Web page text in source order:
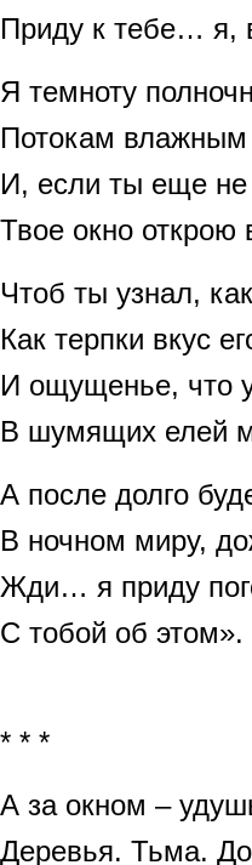
Приду к тебе… я,
Я темноту
Потокам
И, если ты еще
Твое окно открою
Чтоб ты узнал,
Как терпки вкус
И ощущенье, что
В шумящих елей
А после долго
В ночном миру,
Жди… я приду
С тобой об этом».
* * *
А за окном –
Деревья. Тьма.